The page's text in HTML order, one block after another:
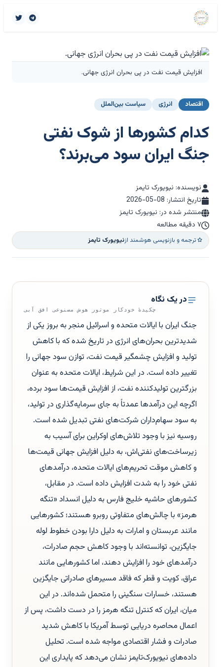
افزایش قیمت نفت در پی بحران انرژی جهانی.
اقتصاد انرژی سیاست بین‌الملل
کدام کشورها از شوک نفتی
جنگ ایران سود می‌برند؟
نویسنده: نیویورک تایمز
تاریخ انتشار: 2026-05-08
منتشر شده در: نیویورک تایمز
۷ دقیقه مطالعه
ترجمه و بازنویسی هوشمند ازنیویورک تایمز
در یک نگاه
چکیدهٔ خودکار موتور هوش مصنوعی افق آبی
جنگ ایران با ایالات متحده و اسرائیل منجر به بروز یکی از
شدیدترین بحران‌های انرژی در تاریخ شده که با کاهش
تولید و افزایش چشمگیر قیمت نفت، توازن سود جهانی را
تغییر داده است. در این شرایط، ایالات متحده به عنوان
بزرگترین تولیدکننده نفت، از افزایش قیمت‌ها سود برده،
اگرچه این درآمدها عمدتاً به جای سرمایه‌گذاری در تولید،
به سود سهام‌داران شرکت‌های نفتی تبدیل شده است.
روسیه نیز با وجود تلاش‌های اوکراین برای آسیب به
زیرساخت‌های نفتی‌اش، به دلیل افزایش جهانی قیمت‌ها
و کاهش موقت تحریم‌های ایالات متحده، درآمدهای
نفتی خود را به شدت افزایش داده است. در مقابل،
کشورهای حاشیه خلیج فارس به دلیل انسداد «تنگه
هرمز» با چالش‌های متفاوتی روبرو هستند؛ کشورهایی
مانند عربستان و امارات به دلیل دارا بودن خطوط لوله
جایگزین، توانسته‌اند با وجود کاهش حجم صادرات،
درآمدهای خود را افزایش دهند، اما کشورهایی مانند
عراق، کویت و قطر که فاقد مسیرهای صادراتی جایگزین
هستند، خسارات سنگینی را متحمل شده‌اند. در این
میان، ایران که کنترل تنگه هرمز را در دست داشت، پس از
اعمال محاصره دریایی توسط آمریکا با کاهش شدید
صادرات و فشار اقتصادی مواجه شده است. تحلیل
داده‌های نیویورک‌تایمز نشان می‌دهد که پایداری این